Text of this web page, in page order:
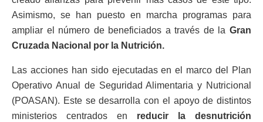
Asimismo, se han puesto en marcha programas para
ampliar el número de beneficiados a través de la Gran
Cruzada Nacional por la Nutrición.
Las acciones han sido ejecutadas en el marco del Plan
Operativo Anual de Seguridad Alimentaria y Nutricional
(POASAN). Este se desarrolla con el apoyo de distintos
ministerios centrados en reducir la desnutrición